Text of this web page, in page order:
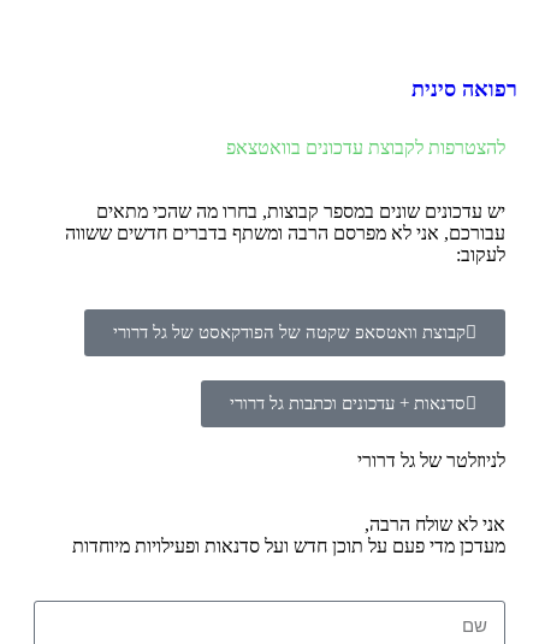
רפואה סינית
להצטרפות לקבוצת עדכונים בוואטצאפ
יש עדכונים שונים במספר קבוצות, בחרו מה שהכי מתאים
עבורכם, אני לא מפרסם הרבה ומשתף בדברים חדשים ששווה
לעקוב:
קבוצת וואטסאפ שקטה של הפודקאסט של גל דרורי
סדנאות + עדכונים וכתבות גל דרורי
לניוזלטר של גל דרורי
אני לא שולח הרבה,
מעדכן מדי פעם על תוכן חדש ועל סדנאות ופעילויות מיוחדות